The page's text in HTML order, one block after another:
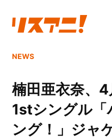
NEWS
楠田亜衣奈、
1stシングル「
ング！」ジャ